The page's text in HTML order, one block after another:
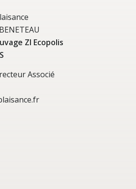
ZI Ecopolis
Associé